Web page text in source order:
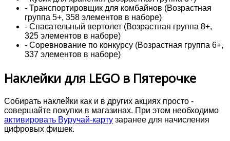
- Транспортировщик для комбайнов (Возрастная
группа 5+, 358 элементов в наборе)
- Спасательный вертолет (Возрастная группа 8+,
325 элементов в наборе)
- Соревнование по конкурсу (Возрастная группа 6+,
337 элементов в наборе)
Наклейки для LEGO в Пятерочке
Собирать наклейки как и в других акциях просто -
совершайте покупки в магазинах. При этом необходимо
активировать Вуручай-карту заранее для начисления
цифровых фишек.